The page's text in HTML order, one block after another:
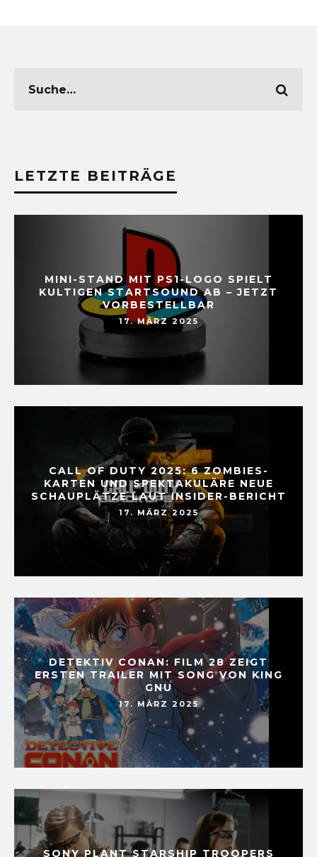
LETZTE BEITRÄGE
MINI-STAND MIT PS1-LOGO SPIELT
KULTIGEN STARTSOUND AB – JETZT
VORBESTELLBAR
17. MÄRZ 2025
CALL OF DUTY 2025: 6 ZOMBIES-
KARTEN UND SPEKTAKULÄRE NEUE
SCHAUPLÄTZE LAUT INSIDER-BERICHT
17. MÄRZ 2025
DETEKTIV CONAN: FILM 28 ZEIGT
ERSTEN TRAILER MIT SONG VON KING
GNU
17. MÄRZ 2025
SONY PLANT STARSHIP TROOPERS